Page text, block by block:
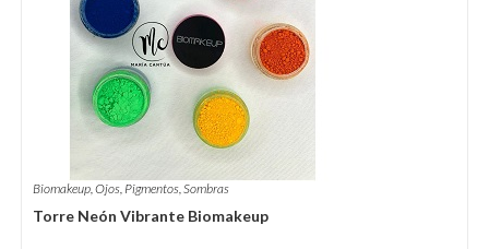
Biomakeup,Ojos, Pigmentos,Sombras
Torre Neón Vibrante Biomakeup